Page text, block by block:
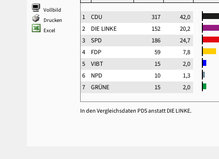
Vollbild
Drucken
Excel
1 CDU 317
42,0
2 DIE LINKE 152
20,2
3 SPD 186
24,7
4 FDP 59
7,8
5 VIBT 15
2,0
6 NPD 10
1,3
7 GRÜNE 15 2,0
In den Vergleichsdaten PDS anstatt DIE LINKE.